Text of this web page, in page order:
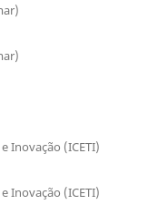
Inovação (ICETI)
Inovação (ICETI)